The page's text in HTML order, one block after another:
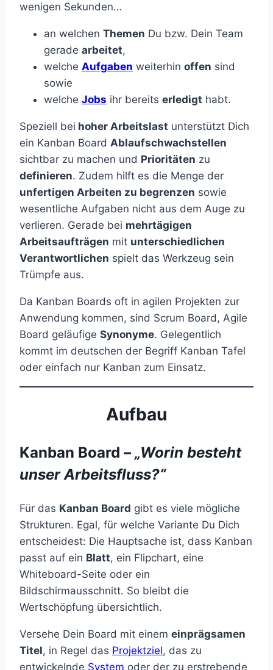
wenigen Sekunden…
an welchen Themen Du bzw. Dein Team
gerade arbeitet,
welche Aufgaben weiterhin offen sind
sowie
welche Jobs ihr bereits erledigt habt.
Speziell bei hoher Arbeitslast unterstützt Dich
ein Kanban Board Ablaufschwachstellen
sichtbar zu machen und Prioritäten zu
definieren. Zudem hilft es die Menge der
unfertigen Arbeiten zu begrenzen sowie
wesentliche Aufgaben nicht aus dem Auge zu
verlieren. Gerade bei mehrtägigen
Arbeitsaufträgen mit unterschiedlichen
Verantwortlichen spielt das Werkzeug sein
Trümpfe aus.
Da Kanban Boards oft in agilen Projekten zur
Anwendung kommen, sind Scrum Board, Agile
Board geläufige Synonyme. Gelegentlich
kommt im deutschen der Begriff Kanban Tafel
oder einfach nur Kanban zum Einsatz.
Aufbau
Kanban Board – „Worin besteht
unser Arbeitsfluss?“
Für das Kanban Board gibt es viele mögliche
Strukturen. Egal, für welche Variante Du Dich
entscheidest: Die Hauptsache ist, dass Kanban
passt auf ein Blatt, ein Flipchart, eine
Whiteboard-Seite oder ein
Bildschirmausschnitt. So bleibt die
Wertschöpfung übersichtlich.
Versehe Dein Board mit einem einprägsamen
Titel, in Regel das Projektziel, das zu
entwickelnde System oder der zu erstrebende